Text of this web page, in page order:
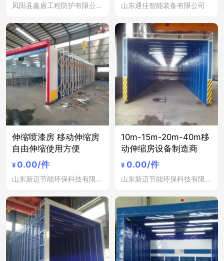
凤阳县鑫盾工程防护有限公司 山东通佳智能装备有限公司
伸缩喷漆房 移动伸缩房
自由伸缩使用方便
¥ 0.00/件
山东新迈节能环保科技有限公司
10m-15m-20m-40m移
动伸缩房设备制造商
¥ 0.00/件
山东新迈节能环保科技有限公司